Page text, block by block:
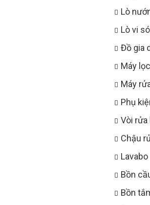
Lò
Lò vi
Đồ gia
Máy
Máy
Phụ
Vòi rửa
Chậu
Lavabo
Bồn
Bồn